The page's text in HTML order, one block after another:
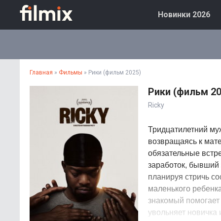
Новинки 2026
Главная » Фильмы » Рики (фильм 2025)
Рики (фильм
Ricky
Тридцатилетний
возвращаясь к
обязательные
заработок,
планируя стричь
маленького
знакомый помогает
увольняет новичка